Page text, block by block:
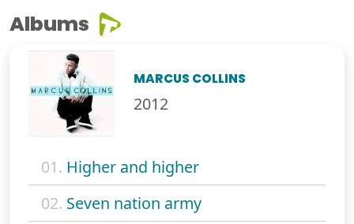
Albums
MARCUS COLLINS
2012
01. Higher and higher
02. Seven nation army